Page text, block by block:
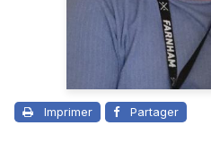
Imprimer Partager